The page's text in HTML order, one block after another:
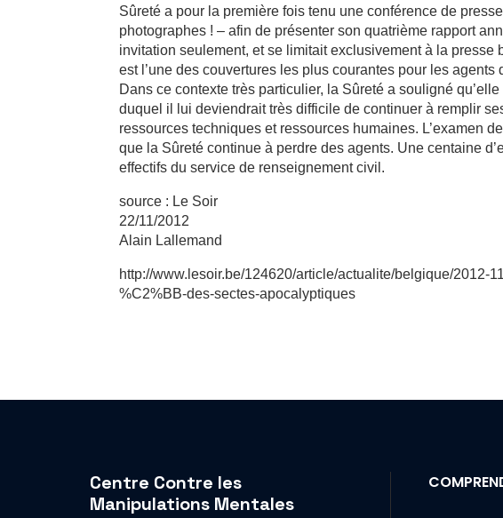
Sûreté a pour la première fois tenu une conférence de
photographes ! – afin de présenter son quatrième rapport
invitation seulement, et se limitait exclusivement à la
est l’une des couvertures les plus courantes pour les
Dans ce contexte très particulier, la Sûreté a souligné
duquel il lui deviendrait très difficile de continuer à remplir
ressources techniques et ressources humaines. L’examen
que la Sûreté continue à perdre des agents. Une centaine
effectifs du service de renseignement civil.
source : Le Soir
22/11/2012
Alain Lallemand
http://www.lesoir.be/124620/article/actualite/belgique/2012-
%C2%BB-des-sectes-apocalyptiques
Centre Contre les
Manipulations Mentales